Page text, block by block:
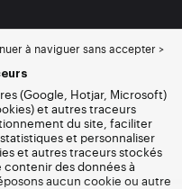
à naviguer sans accepter >
(Google, Hotjar, Microsoft)
et autres traceurs
du site, faciliter
et personnaliser
et autres traceurs stockés
des données à
aucun cookie ou autre